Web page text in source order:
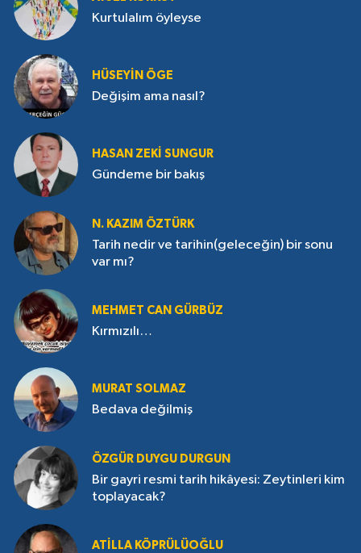
Kurtulalım öyleyse
HÜSEYIN ÖGE
Değişim ama nasıl?
HASAN ZEKI SUNGUR
Gündeme bir bakış
N. KAZIM ÖZTÜRK
Tarih nedir ve tarihin(geleceğin) bir sonu
var mı?
MEHMET CAN GÜRBÜZ
Kırmızılı…
MURAT SOLMAZ
Bedava değilmiş
ÖZGÜR DUYGU DURGUN
Bir gayri resmi tarih hikâyesi: Zeytinleri kim
toplayacak?
ATILLA KÖPRÜLÜOĞLU